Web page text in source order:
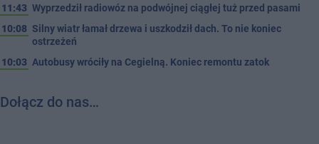
11:43 Wyprzedził radiowóz na podwójnej ciągłej tuż przed pasami
10:08 Silny wiatr łamał drzewa i uszkodził dach. To nie koniec
ostrzeżeń
10:03 Autobusy wróciły na Cegielną. Koniec remontu zatok
Dołącz do nas…